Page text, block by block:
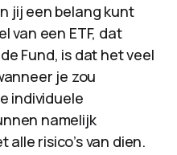
jij een belang kunt
van een ETF, dat
Fund, is dat het veel
je zou
individuele
namelijk
risico’s van dien.